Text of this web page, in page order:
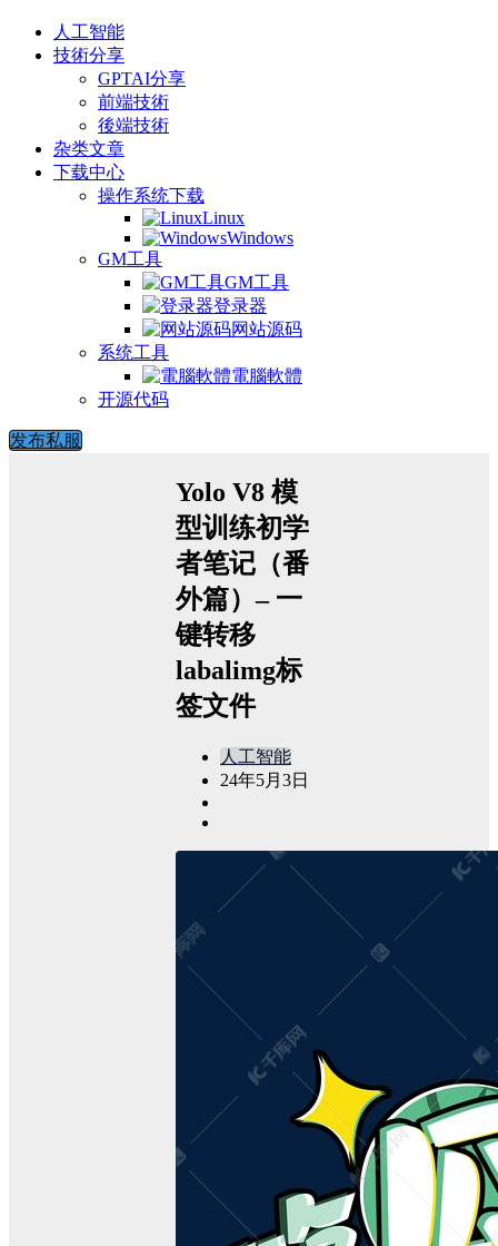
人工智能
技術分享
GPTAI分享
前端技術
後端技術
杂类文章
下载中心
操作系统下载
Linux
Windows
GM工具
GM工具
登录器
网站源码
系统工具
電腦軟體
开源代码
发布私服
Yolo V8 模
型训练初学
者笔记（番
外篇）– 一
键转移
labalimg标
签文件
人工智能
24年5月3日